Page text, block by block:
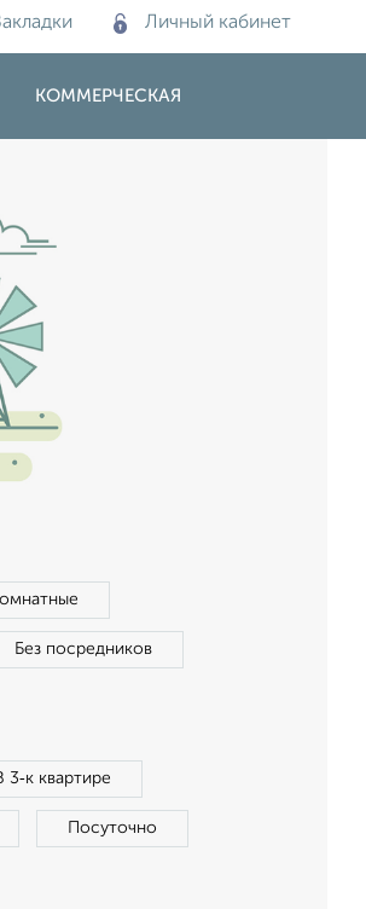
Личный кабинет
КОММЕРЧЕСКАЯ
Без посредников
3‑к квартире
Посуточно